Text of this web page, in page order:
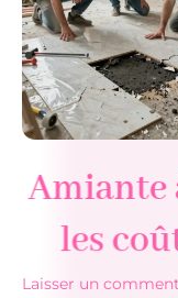
qui
va
changer
dans
les
prochaines
années
Amiante
les
Laisser un